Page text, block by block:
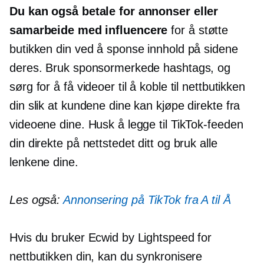
Du kan også betale for annonser eller
samarbeide med influencere for å støtte
butikken din ved å sponse innhold på sidene
deres. Bruk sponsormerkede hashtags, og
sørg for å få videoer til å koble til nettbutikken
din slik at kundene dine kan kjøpe direkte fra
videoene dine. Husk å legge til TikTok-feeden
din direkte på nettstedet ditt og bruk alle
lenkene dine.
Les også:Annonsering på TikTok fra A til Å
Hvis du bruker Ecwid by Lightspeed for
nettbutikken din, kan du synkronisere